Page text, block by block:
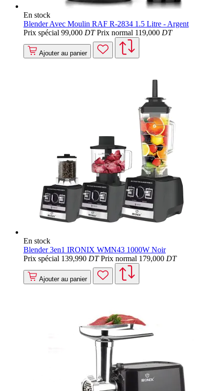
En stock
Blender Avec Moulin RAF R-2834 1.5 Litre - Argent
Prix spécial 99,000 DT Prix normal 119,000 DT
Ajouter au panier
En stock
Blender 3en1 IRONIX WMN43 1000W Noir
Prix spécial 139,990 DT Prix normal 179,000 DT
Ajouter au panier